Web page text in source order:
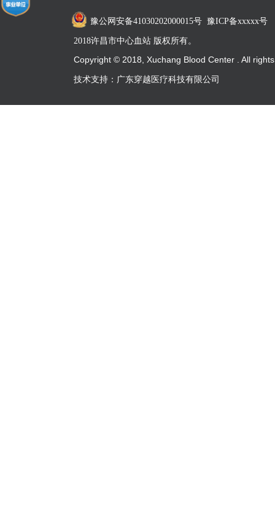
技术支持： 广东穿越医疗科技有限公司
Copyright © 2018, Xuchang Blood Center . All rights
reserved
2018许昌市中心血站 版权所有。
豫公网安备41030202000015号 豫ICP备xxxxx号